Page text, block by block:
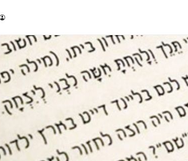
קארמה חדש
קדם סנס
קדם סריף
קרוואן
תעמולה
פונטים בפעולה
בואו לראות עיצובים
מטריפים שנעשו עם
הפונטים שלנו